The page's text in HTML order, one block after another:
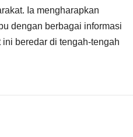
Ia mengharapkan
dengan berbagai informasi
beredar di tengah-tengah